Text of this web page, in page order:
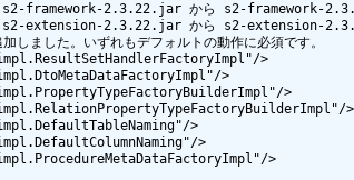
s2-framework-2.3.22.jar から s2-framework-
s2-extension-2.3.22.jar から s2-extension-
ました。いずれもデフォルトの動作に必須です。